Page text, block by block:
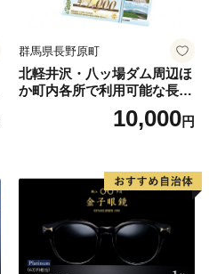
群馬県長野原町
北軽井沢・八ッ場ダム周辺ほ
か町内各所で利用可能な長野
原町ふるさと感謝券（3,000
円分）【トラベル 観光 旅行
10,000円